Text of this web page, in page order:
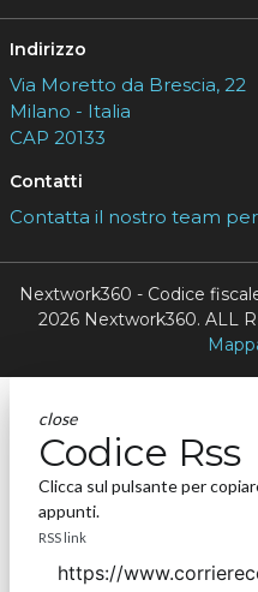
Indirizzo
Via Moretto da Brescia, 22
Milano - Italia
CAP 20133
Contatti
Contatta il nostro team
Nextwork360 - Codice
2026 Nextwork360. ALL
close
Codice Rss
Clicca sul pulsante per
appunti.
RSS link